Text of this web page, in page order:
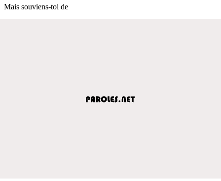
Mais souviens-toi de